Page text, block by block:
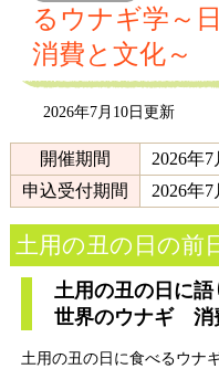
るウナギ学～
消費と文化～
2026年7月10日更新
開催期間
2026年
申込受付期間
2026年
土用の丑の日の前
土用の丑の日に
世界のウナギ 消
土用の丑の日に食べるウナ